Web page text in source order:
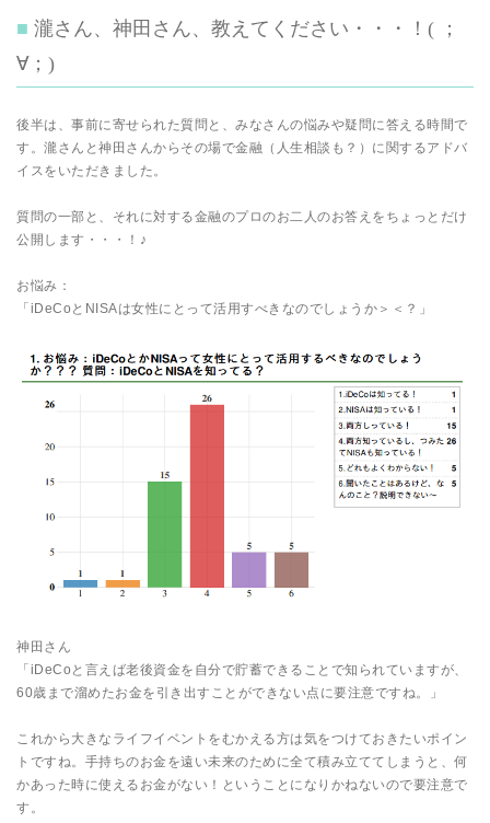
瀧さん、神田さん、教えてください・・・！( ；
∀；)
後半は、事前に寄せられた質問と、みなさんの悩みや疑問に答える時間で
す。瀧さんと神田さんからその場で金融（人生相談も？）に関するアドバ
イスをいただきました。
質問の一部と、それに対する金融のプロのお二人のお答えをちょっとだけ
公開します・・・！♪
お悩み：
「iDeCoとNISAは女性にとって活用すべきなのでしょうか＞＜？」
神田さん
「iDeCoと言えば老後資金を自分で貯蓄できることで知られていますが、
60歳まで溜めたお金を引き出すことができない点に要注意ですね。」
これから大きなライフイベントをむかえる方は気をつけておきたいポイン
トですね。手持ちのお金を遠い未来のために全て積み立ててしまうと、何
かあった時に使えるお金がない！ということになりかねないので要注意で
す。